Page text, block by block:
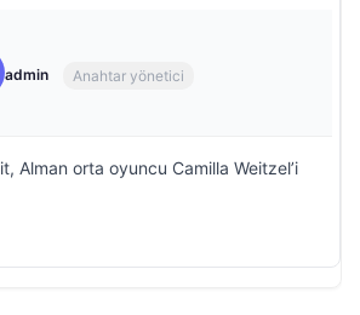
admin Anahtar yönetici
Alman orta oyuncu Camilla Weitzel’i